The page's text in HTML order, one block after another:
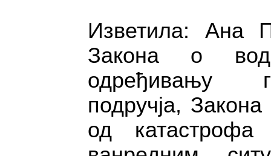
Изветила: Ана
Закона о
одређивању
подручја,
од